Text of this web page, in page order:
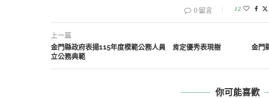
0 留言 12
上一篇
金門縣政府表揚115年度模範公務人員 肯定優秀表現樹
立公務典範
金門
你可能喜歡